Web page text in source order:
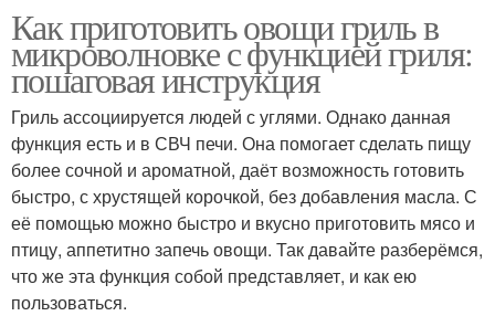
Как приготовить овощи гриль в
микроволновке с функцией гриля:
пошаговая инструкция
Гриль ассоциируется людей с углями. Однако данная
функция есть и в СВЧ печи. Она помогает сделать пищу
более сочной и ароматной, даёт возможность готовить
быстро, с хрустящей корочкой, без добавления масла. С
её помощью можно быстро и вкусно приготовить мясо и
птицу, аппетитно запечь овощи. Так давайте разберёмся,
что же эта функция собой представляет, и как ею
пользоваться.